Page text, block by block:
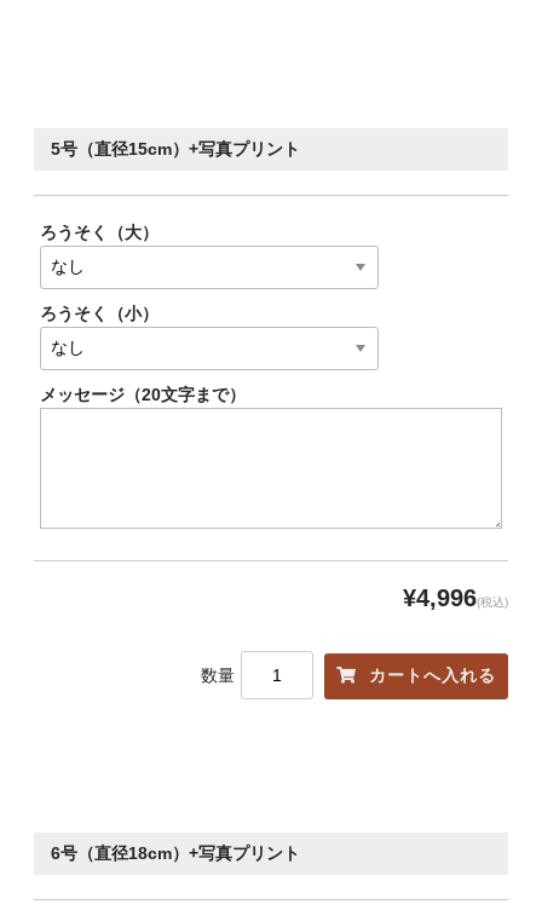
5号（直径15cm）+写真プリント
ろうそく（大）
ろうそく（小）
メッセージ（20文字まで）
¥4,996(税込)
数量
6号（直径18cm）+写真プリント